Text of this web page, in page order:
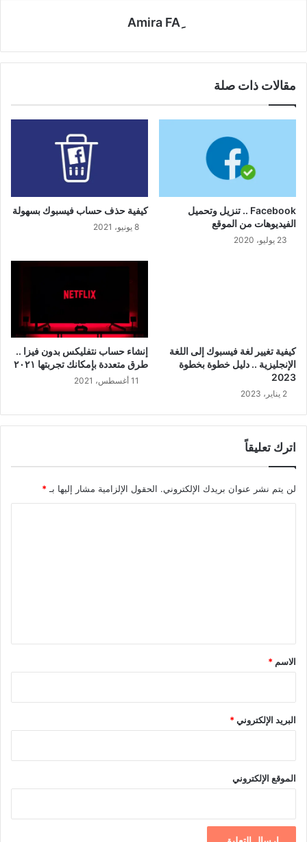
مقالات ذات صلة
Facebook .. تنزيل وتحميل
الفيديوهات من الموقع
23 يوليو، 2020
كيفية حذف حساب فيسبوك بسهولة
8 يونيو، 2021
كيفية تغيير لغة فيسبوك إلى اللغة
الإنجليزية .. دليل خطوة بخطوة
2023
2 يناير، 2023
إنشاء حساب نتفليكس بدون فيزا ..
طرق متعددة بإمكانك تجربتها ٢٠٢١
11 أغسطس، 2021
اترك تعليقاً
لن يتم نشر عنوان بريدك الإلكتروني. الحقول الإلزامية مشار إليها بـ*
*
الاسم *
البريد الإلكتروني*
الموقع الإلكتروني